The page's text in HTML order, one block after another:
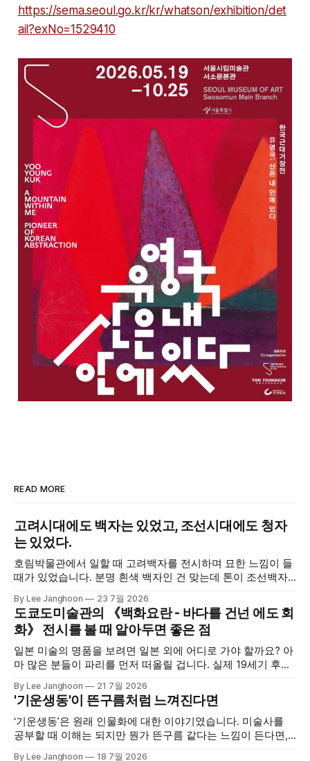
https://sema.seoul.go.kr/kr/whatson/exhibition/det
ail?exNo=1529410
READ MORE
고려시대에도 백자는 있었고, 조선시대에도 청자
는 있었다.
호림박물관에서 일할 때 고려백자를 전시하며 묘한 느낌이 들
때가 있었습니다. 분명 흰색 백자인 건 맞는데 톤이 조선백자
해 고려백자는 글씨를 지울 때 쓰는 하얀 수정액 느낌이었죠.
조선백자 안에서도 흰색이 여러 갈래인데 고려백자는 또 다른
결이었습니다. 이때 색의 스펙트럼이 매우 넓다는 점에 대해
새삼
By Lee Janghoon 23 7월 2026
도쿄도미술관의 《백화요란 - 바다를 건넌 에도 회
화》 전시를 볼 때 알아두면 좋은 점
일본 미술의 명품을 보려면 일본 외에 어디로 가야 할까요? 아
마 많은 분들이 파리를 먼저 떠올릴 겁니다. 실제 19세기 후반
될 정도로 일본 미술의 영향을 많이 받았습니다. 현재 파리의
기메미술관은 유럽 최대의 아시아미술 컬렉션을 자랑하고, 일
본미술만 1만 점이 넘습니다. 우리나라 미술품도 많이 소장한
By Lee Janghoon 21 7월 2026
'기운생동'이 뜬구름처럼 느껴진다면
‘기운생동’은 원래 인물화에 대한 이야기였습니다. 미술사를
공부할 때 이해는 되지만 뭔가 뜬구름 같다는 느낌이 든다면,
By Lee Janghoon 18 7월 2026